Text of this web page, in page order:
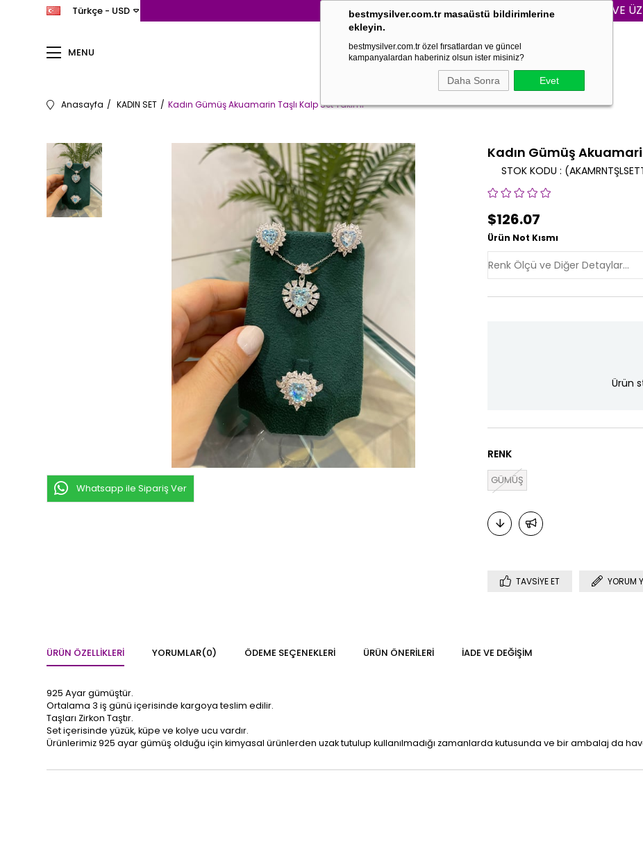
bestmysilver.com.tr masaüstü bildirimlerine
ekleyin.
bestmysilver.com.tr özel fırsatlardan ve güncel
kampanyalardan haberiniz olsun ister misiniz?
Daha Sonra Evet
3000₺ VE ÜZERİ
MENU
Türkçe - USD
Anasayfa KADIN SET Kadın Gümüş Akuamarin Taşlı Kalp Set Takımı
Whatsapp ile Sipariş Ver
Kadın Gümüş
STOK KODU
$126.07
Ürün Not Kısmı
Ürün
RENK
GÜMÜŞ
TAVSIYE ET YORUM
ÜRÜN ÖZELLIKLERI YORUMLAR(0) ÖDEME SEÇENEKLERI ÜRÜN ÖNERILERI İADE VE DEĞIŞIM
925 Ayar gümüştür.
Ortalama 3 iş günü içerisinde kargoya teslim edilir.
Taşları Zirkon Taştır.
Set içerisinde yüzük, küpe ve kolye ucu vardır.
Ürünlerimiz 925 ayar gümüş olduğu için kimyasal ürünlerden uzak tutulup kullanılmadığı zamanlarda kutusunda ve bir ambalaj da